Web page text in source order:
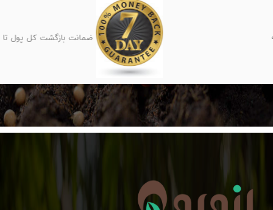
ضمانت بازگشت کل پول تا 7 روز